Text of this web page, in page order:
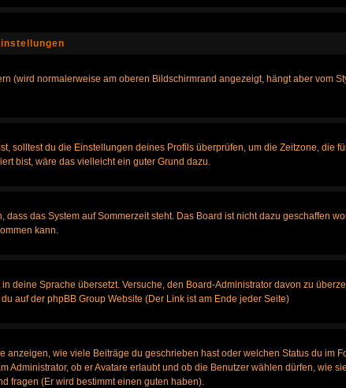
(wird normalerweise am oberen Bildschirmrand angezeigt, hängt aber vom
solltest du die Einstellungen deines Profils überprüfen, um die Zeitzone, die
bist, wäre das vielleicht ein guter Grund dazu.
das System auf Sommerzeit steht. Das Board ist nicht dazu geschaffen
kann.
deine Sprache übersetzt. Versuche, den Board-Administrator davon zu
auf der phpBB Group Website (Der Link ist am Ende jeder Seite)
wie viele Beiträge du geschrieben hast oder welchen Status du im
ob er Avatare erlaubt und ob die Benutzer wählen dürfen, wie
fragen (Er wird bestimmt einen guten haben).